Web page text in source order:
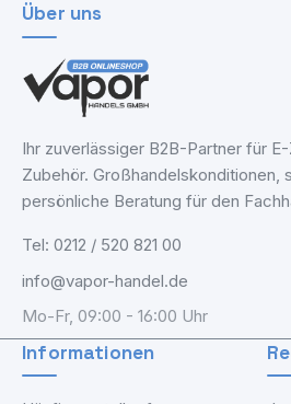
Über uns
Ihr zuverlässiger B2B-Partner für
Zubehör. Großhandelskonditionen,
persönliche Beratung für den
Tel: 0212 / 520 821 00
info@vapor-handel.de
Mo-Fr, 09:00 - 16:00 Uhr
Informationen